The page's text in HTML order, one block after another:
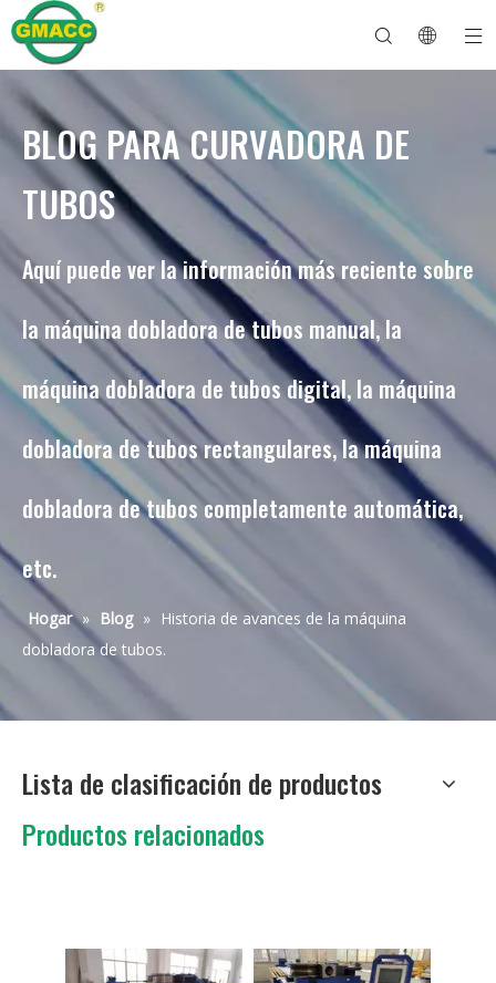
BLOG PARA CURVADORA DE
TUBOS
Aquí puede ver la información más reciente sobre
la máquina dobladora de tubos manual, la
máquina dobladora de tubos digital, la máquina
dobladora de tubos rectangulares, la máquina
dobladora de tubos completamente automática,
etc.
Hogar » Blog » Historia de avances de la máquina
dobladora de tubos.
Lista de clasificación de productos
Productos relacionados